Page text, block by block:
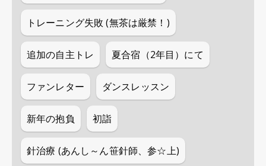
トレーニング失敗 (無茶は厳禁！)
追加の自主トレ 夏合宿（2年目）にて
ファンレター ダンスレッスン
新年の抱負 初詣
針治療 (あんし～ん笹針師、参☆上)